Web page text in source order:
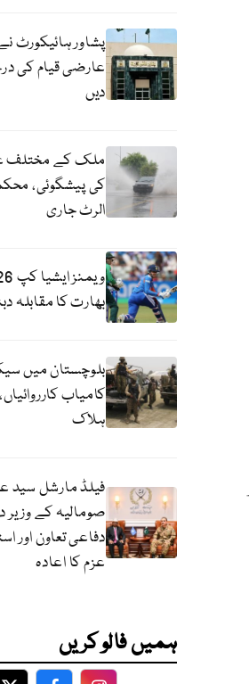
پشاور ہائیکورٹ
عارضی قیام کی
دیں
ملک کے مختلف
کی پیشگوئی،
الرٹ جاری
بھارت کا مقابلہ
بلوچستان میں
ہلاک
فیلڈ مارشل سید
صومالیہ کے وزیر
دفاعی تعاون اور
عزم کا اعادہ
ہمیں فالو کریں